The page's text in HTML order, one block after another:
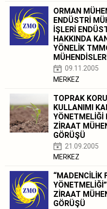
ORMAN
ENDÜSTRİ
İŞLERİ
HAKKINDA
YÖNELİK
09.11.2005
MERKEZ
TOPRAK
KULLANIMI
ZİRAAT
GÖRÜŞÜ
21.09.2005
MERKEZ
“MADENCİLİK
ZİRAAT
GÖRÜŞÜ